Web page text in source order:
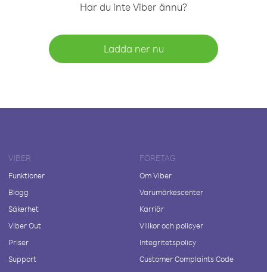
Har du inte Viber ännu?
Ladda ner nu
VIBER
Funktioner
Blogg
Säkerhet
Viber Out
Priser
Support
FÖRETAG
Om Viber
Varumärkescenter
Karriär
Villkor och policyer
Integritetspolicy
Customer Complaints Code